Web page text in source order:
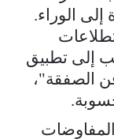
الوراء.
لجأ ترامب إلى تطبيق
الصفقة"،